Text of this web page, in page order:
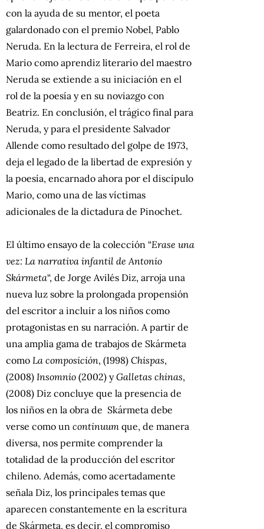
con la ayuda de su mentor, el poeta
galardonado con el premio Nobel, Pablo
Neruda. En la lectura de Ferreira, el rol de
Mario como aprendiz literario del maestro
Neruda se extiende a su iniciación en el
rol de la poesía y en su noviazgo con
Beatriz. En conclusión, el trágico final para
Neruda, y para el presidente Salvador
Allende como resultado del golpe de 1973,
deja el legado de la libertad de expresión y
la poesía, encarnado ahora por el discípulo
Mario, como una de las víctimas
adicionales de la dictadura de Pinochet.
El último ensayo de la colección “Erase una
vez: La narrativa infantil de Antonio
Skármeta“, de Jorge Avilés Diz, arroja una
nueva luz sobre la prolongada propensión
del escritor a incluir a los niños como
protagonistas en su narración. A partir de
una amplia gama de trabajos de Skármeta
como La composición, (1998) Chispas,
(2008) Insomnio (2002) yGalletas chinas,
(2008) Diz concluye que la presencia de
los niños en la obra de Skármeta debe
verse como un continuum que, de manera
diversa, nos permite comprender la
totalidad de la producción del escritor
chileno. Además, como acertadamente
señala Diz, los principales temas que
aparecen constantemente en la escritura
de Skármeta, es decir, el compromiso